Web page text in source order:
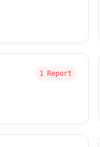
1 Report